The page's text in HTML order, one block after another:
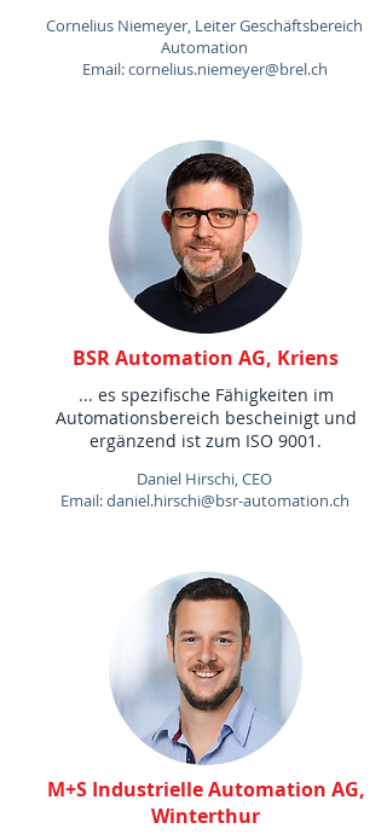
Cornelius Niemeyer, Leiter Geschäftsbereich
Automation
Email: cornelius.niemeyer@brel.ch
BSR Automation AG, Kriens
... es spezifische Fähigkeiten im
Automationsbereich bescheinigt und
ergänzend ist zum ISO 9001.
Daniel Hirschi, CEO
Email: daniel.hirschi@bsr-automation.ch
M+S Industrielle Automation AG,
Winterthur